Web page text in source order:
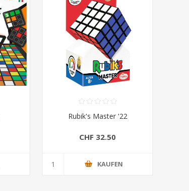
Rubik's Master '22
CHF 32.50
KAUFEN